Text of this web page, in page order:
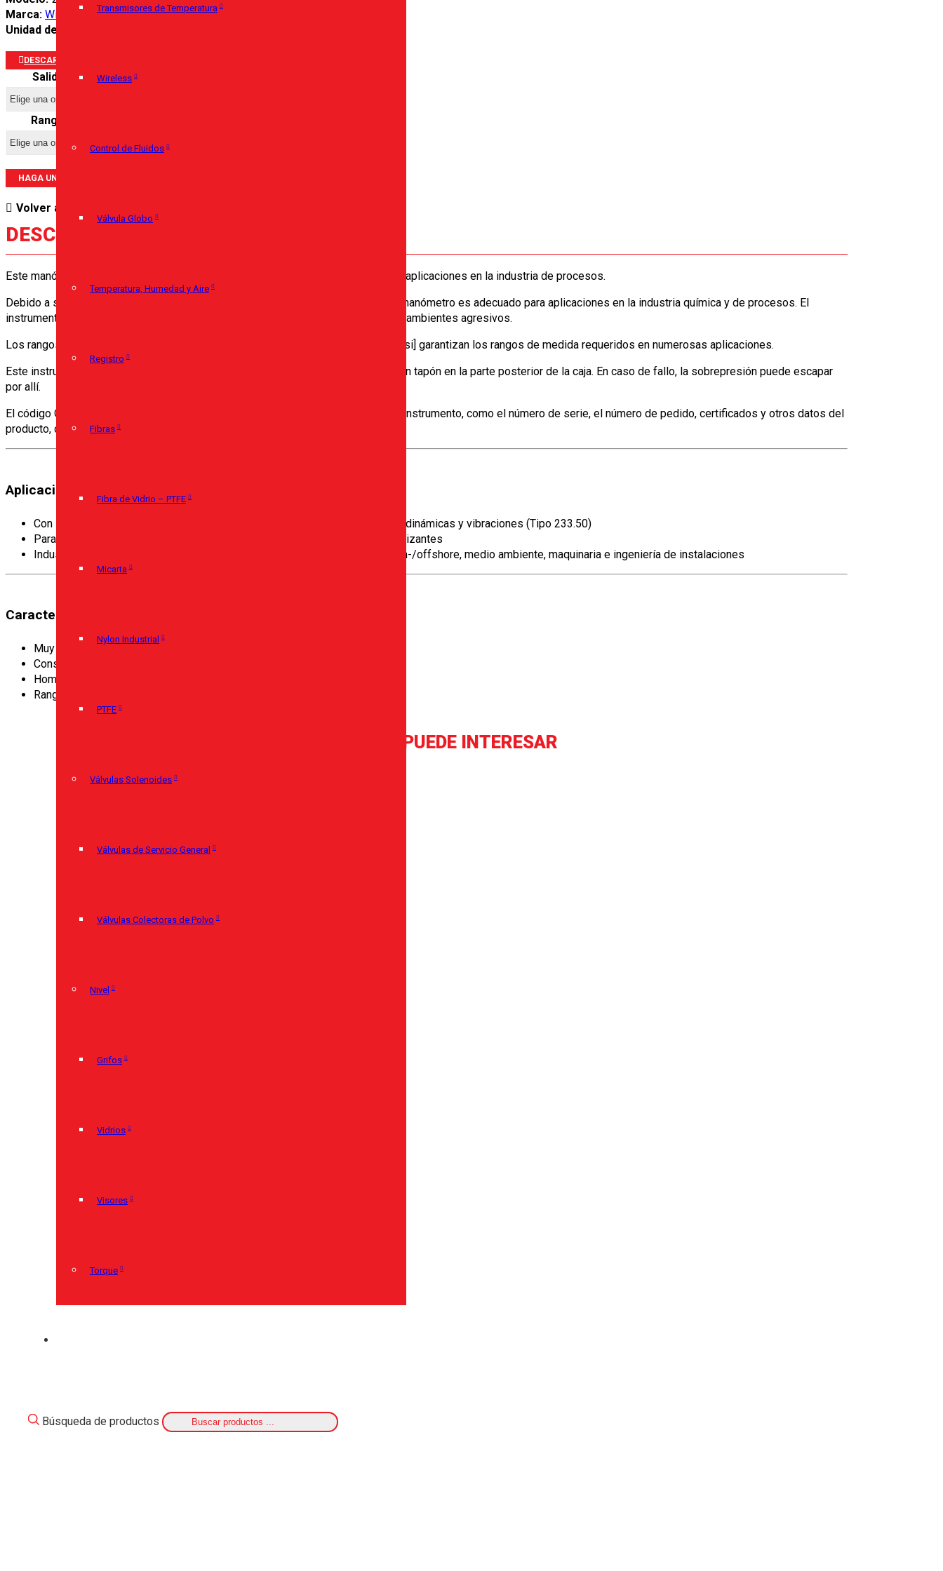
Transmisores de Temperatura
Wireless
Control de Fluidos
Válvula Globo
Temperatura, Humedad y Aire
Registro
Fibras
Fibra de Vidrio – PTFE
Micarta
Nylon Industrial
PTFE
Válvulas Solenoides
Válvulas de Servicio General
Válvulas Colectoras de Polvo
Nivel
Grifos
Vidrios
Visores
Torque
Búsqueda de productos
Marca: Wika
Unidad de venta:
DESCARGAR PORTAFOLIO
Salida
Rango
HAGA UNA PREGUNTA SOBRE ESTE PRODUCTO
Volver a:
DESCRIPCIÓN
Este manómetro con muelle tubular de alta calidad es un desarrollo especial para aplicaciones en la industria de procesos.
Debido a su sólida estructura compuesta por acero inoxidable de alta calidad, el manómetro es adecuado para aplicaciones en la industria química y de procesos. El
instrumento es adecuado para medios líquidos y gaseosos, así como también en ambientes agresivos.
Los rangos de indicación de 0…0,6 bar hasta 0…1.600 bar [0…10 hasta 0…20.000 psi] garantizan los rangos de medida requeridos en numerosas aplicaciones.
Este instrumento tiene como función de seguridad un dispositivo de expulsión con tapón en la parte posterior de la caja. En caso de fallo, la sobrepresión puede escapar
por allí.
El código QR de la esfera permite obtener de Internet información específica del instrumento, como el número de serie, el número de pedido, certificados y otros datos del
producto, de forma sencilla y a largo plazo.
Aplicaciones:
Con líquido de relleno para realizar la amortiguación contra elevadas cargas dinámicas y vibraciones (Tipo 233.50)
Para medios gaseosos y líquidos, agresivos, de baja viscosidad y no cristalizantes
Industria de proceso: Química, petroquímica, plantas energéticas, minería, on-/offshore, medio ambiente, maquinaria e ingeniería de instalaciones
Características:
Muy elevada resistencia a cargas dinámicas y choques
Construcción completamente en acero inoxidable
Homologación Germanischer Lloyd, Gost y DVGW
Rangos de indicación hasta 0 … 1.600 bar
TAMBIÉN TE PUEDE INTERESAR